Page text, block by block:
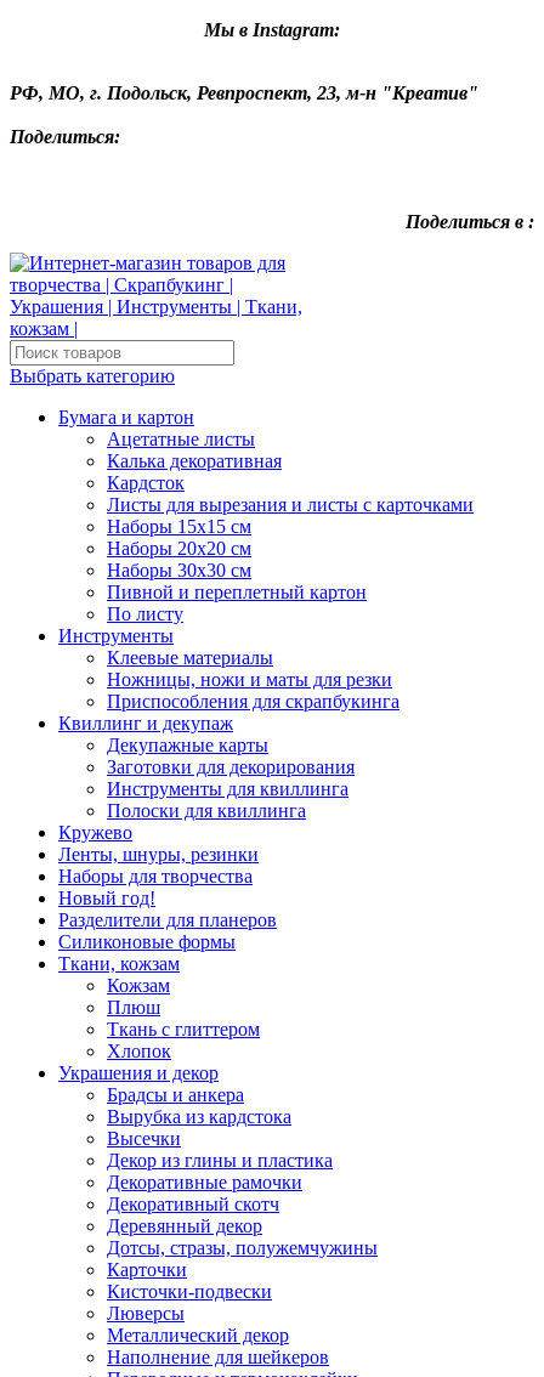
Мы в Instagram:
РФ, МО, г. Подольск, Ревпроспект, 23, м-н "Креатив"
Поделиться:
Поделиться в :
Выбрать категорию
Бумага и картон
Ацетатные листы
Калька декоративная
Кардсток
Листы для вырезания и листы с карточками
Наборы 15х15 см
Наборы 20х20 см
Наборы 30х30 см
Пивной и переплетный картон
По листу
Инструменты
Клеевые материалы
Ножницы, ножи и маты для резки
Приспособления для скрапбукинга
Квиллинг и декупаж
Декупажные карты
Заготовки для декорирования
Инструменты для квиллинга
Полоски для квиллинга
Кружево
Ленты, шнуры, резинки
Наборы для творчества
Новый год!
Разделители для планеров
Силиконовые формы
Ткани, кожзам
Кожзам
Плюш
Ткань с глиттером
Хлопок
Украшения и декор
Брадсы и анкера
Вырубка из кардстока
Высечки
Декор из глины и пластика
Декоративные рамочки
Декоративный скотч
Деревянный декор
Дотсы, стразы, полужемчужины
Карточки
Кисточки-подвески
Люверсы
Металлический декор
Наполнение для шейкеров